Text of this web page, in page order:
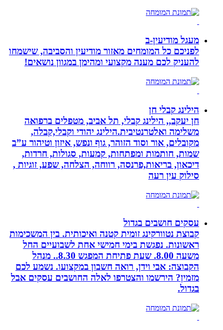
מעגל מודיעין-ב
לפניכם כל המומחים מאזור מודיעין והסביבה, שישמחו
להעניק לכם מענה מקצועי ומהימן במגוון נושאים!
הילינג קבלי חן
חן יעקב,, הילינג קבלי, תל אביב, מטפלים ברפואה
משלימה ואלטרנטיבית.הילינג יהודי וקבלי,קבלה,
מקובלים, אור וסוד הזוהר, גוף ונפש, איזון וטיהור ע”ב
שמות, חותמות ומפתחות, קמעות, סגולות, חרדות,
דיכאון, בריאות,פרנסה, רווחה, הצלחה, שפע, זוגיות ,
סילוק עין רעה
עסקים חושבים בגדול
קבוצת נטוורקינג זומית קטנה ואיכותית. בין המשכימות
ראשונות. נפגשת בימי חמישי אחת לשבועיים החל
משעה 8.00. שעת פתיחת המפגש 8.30.. מנהל
הקבוצה: אבי וידן, רואה חשבון במקצועו. נשמע לכם
מזמין? הירשמו והצטרפו לאלה החושבים עסקים אבל
בגדול.